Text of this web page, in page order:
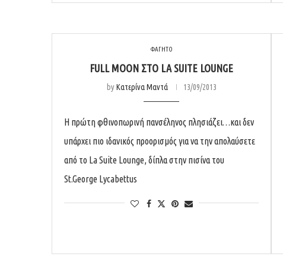
ΦΑΓΗΤΟ
FULL MOON ΣΤΟ LA SUITE LOUNGE
byΚατερίνα Μαντά 13/09/2013
Η πρώτη φθινοπωρινή πανσέληνος πλησιάζει…και δεν
υπάρχει πιο ιδανικός προορισμός για να την απολαύσετε
από το La Suite Lounge, δίπλα στην πισίνα του
St.George Lycabettus